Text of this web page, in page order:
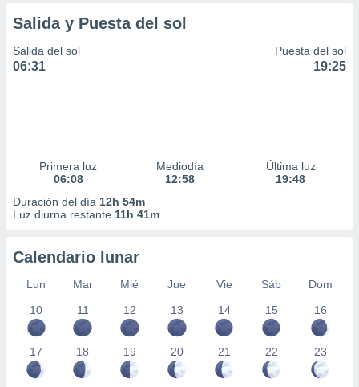
Salida y Puesta del sol
Salida del sol
06:31
Puesta del sol
19:25
Primera luz
06:08
Mediodía
12:58
Última luz
19:48
Duración del día 12h 54m
Luz diurna restante 11h 41m
Calendario lunar
Lun Mar Mié Jue Vie Sáb
Dom
10
11 12 13 14 15 16
17 18 19 20 21 22 23